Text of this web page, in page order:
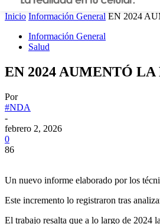
Inicio Información General EN 2024
Información General
Salud
EN 2024 AUMENTÓ
Por
#NDA
-
febrero 2, 2026
0
86
Un nuevo informe elaborado por los
Este incremento lo registraron tras
El trabajo resalta que a lo largo de 2024